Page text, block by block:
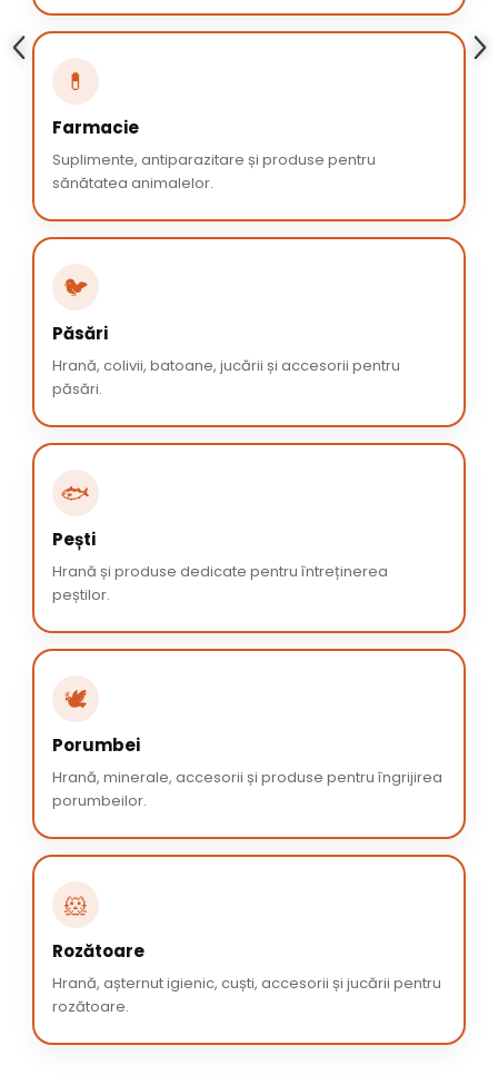
💊
Farmacie
Suplimente, antiparazitare și produse pentru
sănătatea animalelor.
🐦
Păsări
Hrană, colivii, batoane, jucării și accesorii pentru
păsări.
🐟
Pești
Hrană și produse dedicate pentru întreținerea
peștilor.
🕊️
Porumbei
Hrană, minerale, accesorii și produse pentru îngrijirea
porumbeilor.
🐹
Rozătoare
Hrană, așternut igienic, cuști, accesorii și jucării pentru
rozătoare.